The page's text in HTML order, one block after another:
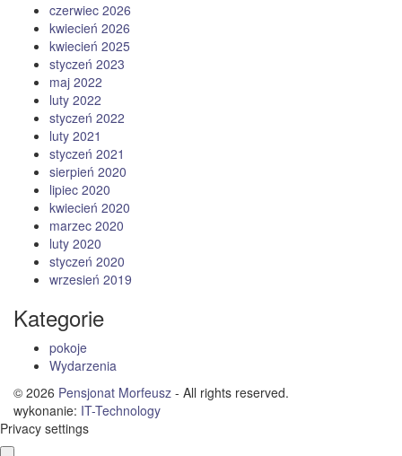
czerwiec 2026
kwiecień 2026
kwiecień 2025
styczeń 2023
maj 2022
luty 2022
styczeń 2022
luty 2021
styczeń 2021
sierpień 2020
lipiec 2020
kwiecień 2020
marzec 2020
luty 2020
styczeń 2020
wrzesień 2019
Kategorie
pokoje
Wydarzenia
© 2026 Pensjonat Morfeusz - All rights reserved.
wykonanie: IT-Technology
Privacy settings